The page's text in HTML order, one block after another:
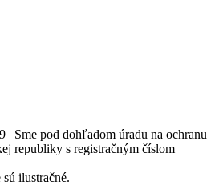
| Sme pod dohľadom úradu na ochranu
republiky s registračným číslom
ilustračné.